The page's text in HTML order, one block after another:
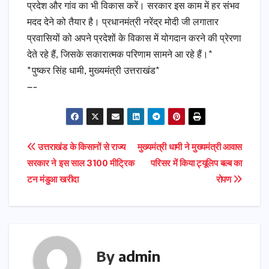
प्रदेश और गांव का भी विकास करें। सरकार इस काम में हर संभव
मदद देने को तैयार है। प्रधानमंत्री नरेंद्र मोदी जी लगातार
प्रवासियों को अपने प्रदेशों के विकास में योगदान करने की प्रेरणा
देते रहे हैं, जिसके सकारात्मक परिणाम सामने आ रहे हैं।*
*पुष्कर सिंह धामी, मुख्यमंत्री उत्तराखंड*
—-
Post
navigation
मुख्यमंत्री धामी ने मुख्यमंत्री आवास
परिसर में किया ट्यूलिप बल्ब का
रोपण
उत्तराखंड के किसानों से राज्य
सरकार ने इस साल 3100 मीट्रिक
टन मंडुआ खरीदा
By admin